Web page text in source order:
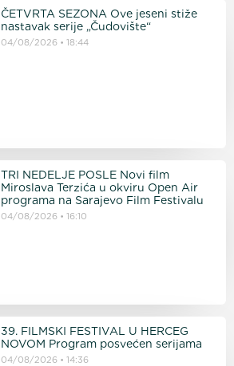
ČETVRTA SEZONA Ove jeseni stiže
nastavak serije „Čudovište“
04/08/2026 18:44
TRI NEDELJE POSLE Novi film
Miroslava Terzića u okviru Open Air
programa na Sarajevo Film Festivalu
04/08/2026 16:10
39. FILMSKI FESTIVAL U HERCEG
NOVOM Program posvećen serijama
04/08/2026 14:36